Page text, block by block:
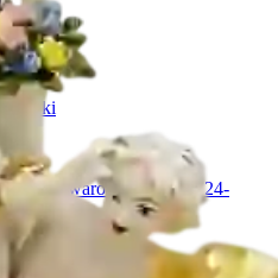
Swarovski, золото 24-